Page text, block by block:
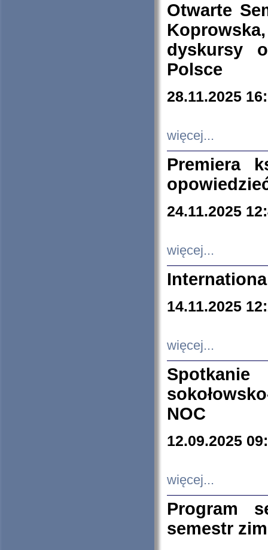
Otwarte
dyskursy
Polsce
28.11.2025
więcej...
Premiera
24.11.2025
więcej...
14.11.2025
więcej...
NOC
12.09.2025
więcej...
Program
semestr